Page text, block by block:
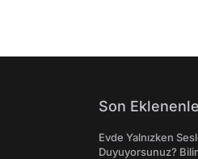
Son
Evde Yalnızken
Duyuyorsunuz?